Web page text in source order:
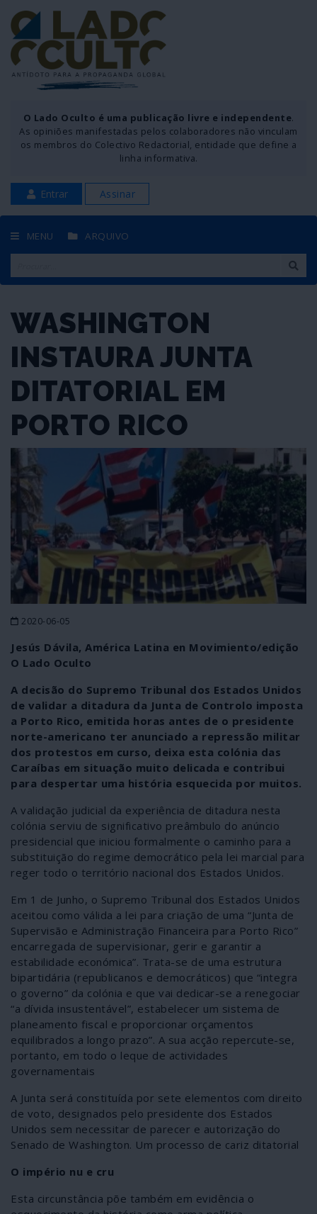
O Lado Oculto é uma publicação livre e independente.
As opiniões manifestadas pelos colaboradores não vinculam
os membros do Colectivo Redactorial, entidade que define a
linha informativa.
Entrar Assinar
MENU ARQUIVO
WASHINGTON
INSTAURA JUNTA
DITATORIAL EM
PORTO RICO
2020-06-05
Jesús Dávila, América Latina en Movimiento/edição
O Lado Oculto
A decisão do Supremo Tribunal dos Estados Unidos
de validar a ditadura da Junta de Controlo imposta
a Porto Rico, emitida horas antes de o presidente
norte-americano ter anunciado a repressão militar
dos protestos em curso, deixa esta colónia das
Caraíbas em situação muito delicada e contribui
para despertar uma história esquecida por muitos.
A validação judicial da experiência de ditadura nesta
colónia serviu de significativo preâmbulo do anúncio
presidencial que iniciou formalmente o caminho para a
substituição do regime democrático pela lei marcial para
reger todo o território nacional dos Estados Unidos.
Em 1 de Junho, o Supremo Tribunal dos Estados Unidos
aceitou como válida a lei para criação de uma “Junta de
Supervisão e Administração Financeira para Porto Rico”
encarregada de supervisionar, gerir e garantir a
estabilidade económica”. Trata-se de uma estrutura
bipartidária (republicanos e democráticos) que “integra
o governo” da colónia e que vai dedicar-se a renegociar
“a dívida insustentável”, estabelecer um sistema de
planeamento fiscal e proporcionar orçamentos
equilibrados a longo prazo”. A sua acção repercute-se,
portanto, em todo o leque de actividades
governamentais
A Junta será constituída por sete elementos com direito
de voto, designados pelo presidente dos Estados
Unidos sem necessitar de parecer e autorização do
Senado de Washington. Um processo de cariz ditatorial
O império nu e cru
Esta circunstância põe também em evidência o